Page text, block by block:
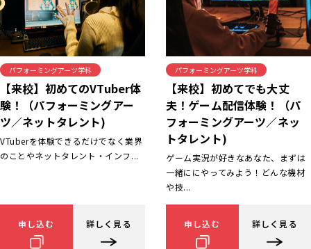
パフォーミングアーツ学科
【来校】初めてのVTuber体
験！（パフォーミングアー
ツ／ネットタレント)
VTuberを体験できるだけでなく業界
のことやネットタレント・インフ...
申し込む 詳しく見る
パフォーミングアーツ学科
【来校】初めてでも大丈
夫！ゲーム配信体験！（パ
フォーミングアーツ／ネッ
トタレント)
ゲーム実況が好きなあなた、まずは
一緒ににやってみよう！どんな機材
や技...
申し込む 詳しく見る